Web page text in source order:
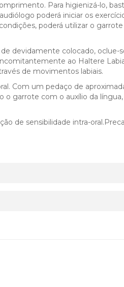
Para higienizá-lo,
poderá iniciar os
poderá utilizar o
devidamente colocado, oclue-
ao Haltere
de movimentos labiais.
Com um pedaço de
garrote com o auxílio da
de sensibilidade intra-